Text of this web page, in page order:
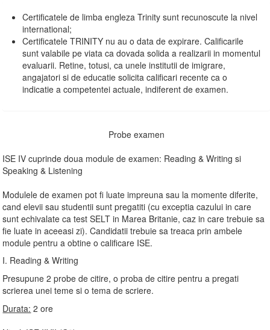
Certificatele de limba engleza Trinity sunt recunoscute la nivel
international;
Certificatele TRINITY nu au o data de expirare. Calificarile
sunt valabile pe viata ca dovada solida a realizarii in momentul
evaluarii. Retine, totusi, ca unele institutii de imigrare,
angajatori si de educatie solicita calificari recente ca o
indicatie a competentei actuale, indiferent de examen.
Probe examen
ISE IV cuprinde doua module de examen: Reading & Writing si
Speaking & Listening
Modulele de examen pot fi luate impreuna sau la momente diferite,
cand elevii sau studentii sunt pregatiti (cu exceptia cazului in care
sunt echivalate ca test SELT in Marea Britanie, caz in care trebuie sa
fie luate in aceeasi zi). Candidatii trebuie sa treaca prin ambele
module pentru a obtine o calificare ISE.
I. Reading & Writing
Presupune 2 probe de citire, o proba de citire pentru a pregati
scrierea unei teme si o tema de scriere.
Durata: 2 ore